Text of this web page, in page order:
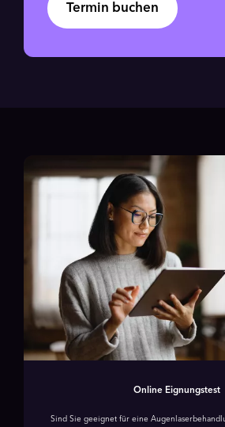
Termin buchen
Online Eignungstest
Sind Sie geeignet für eine